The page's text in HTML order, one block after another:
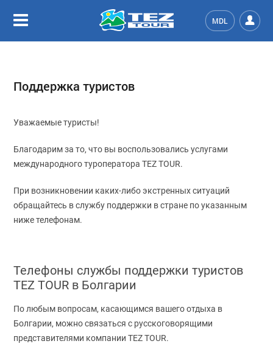
MDL
Поддержка туристов
Уважаемые туристы!
Благодарим за то, что вы воспользовались услугами
международного туроператора TEZ TOUR.
При возникновении каких-либо экстренных ситуаций
обращайтесь в службу поддержки в стране по указанным
ниже телефонам.
Телефоны службы поддержки туристов
TEZ TOUR в Болгарии
По любым вопросам, касающимся вашего отдыха в
Болгарии, можно связаться с русскоговорящими
представителями компании TEZ TOUR.